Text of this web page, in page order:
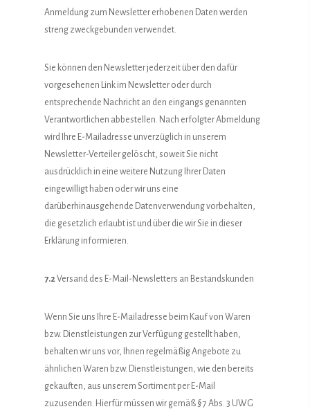
Anmeldung zum Newsletter erhobenen Daten werden
streng zweckgebunden verwendet.
Sie können den Newsletter jederzeit über den dafür
vorgesehenen Link im Newsletter oder durch
entsprechende Nachricht an den eingangs genannten
Verantwortlichen abbestellen. Nach erfolgter Abmeldung
wird Ihre E-Mailadresse unverzüglich in unserem
Newsletter-Verteiler gelöscht, soweit Sie nicht
ausdrücklich in eine weitere Nutzung Ihrer Daten
eingewilligt haben oder wir uns eine
darüberhinausgehende Datenverwendung vorbehalten,
die gesetzlich erlaubt ist und über die wir Sie in dieser
Erklärung informieren.
7.2Versand des E-Mail-Newsletters an Bestandskunden
Wenn Sie uns Ihre E-Mailadresse beim Kauf von Waren
bzw. Dienstleistungen zur Verfügung gestellt haben,
behalten wir uns vor, Ihnen regelmäßig Angebote zu
ähnlichen Waren bzw. Dienstleistungen, wie den bereits
gekauften, aus unserem Sortiment per E-Mail
zuzusenden. Hierfür müssen wir gemäß § 7 Abs. 3 UWG